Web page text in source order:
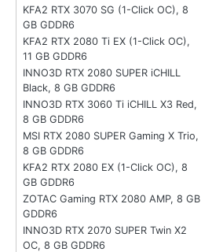
KFA2 RTX 3070 SG (1-Click OC), 8
GB GDDR6
KFA2 RTX 2080 Ti EX (1-Click OC),
11 GB GDDR6
INNO3D RTX 2080 SUPER iCHILL
Black, 8 GB GDDR6
INNO3D RTX 3060 Ti iCHILL X3 Red,
8 GB GDDR6
MSI RTX 2080 SUPER Gaming X Trio,
8 GB GDDR6
KFA2 RTX 2080 EX (1-Click OC), 8
GB GDDR6
ZOTAC Gaming RTX 2080 AMP, 8 GB
GDDR6
INNO3D RTX 2070 SUPER Twin X2
OC, 8 GB GDDR6